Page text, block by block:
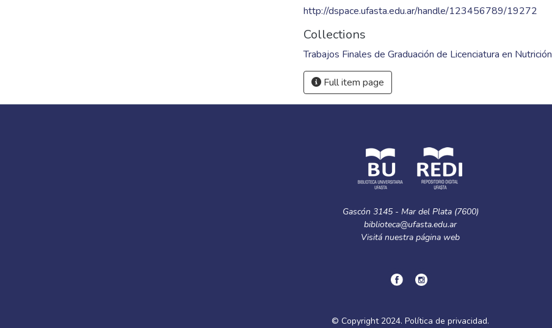
http://dspace.ufasta.edu.ar/handle/123456789/19272
Collections
Trabajos Finales de Graduación de Licenciatura en Nutrición
Full item page
Gascón 3145 - Mar del Plata (7600)
biblioteca@ufasta.edu.ar
Visitá nuestra página web
© Copyright 2024. Política de privacidad.